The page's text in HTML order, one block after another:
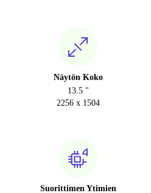
Näytön Koko
13.5 "
2256 x 1504
Suorittimen Ytimien